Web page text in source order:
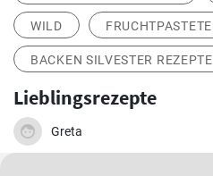
WILD FRUCHTPASTETE
BACKEN SILVESTER REZEPTE
Lieblingsrezepte
Greta